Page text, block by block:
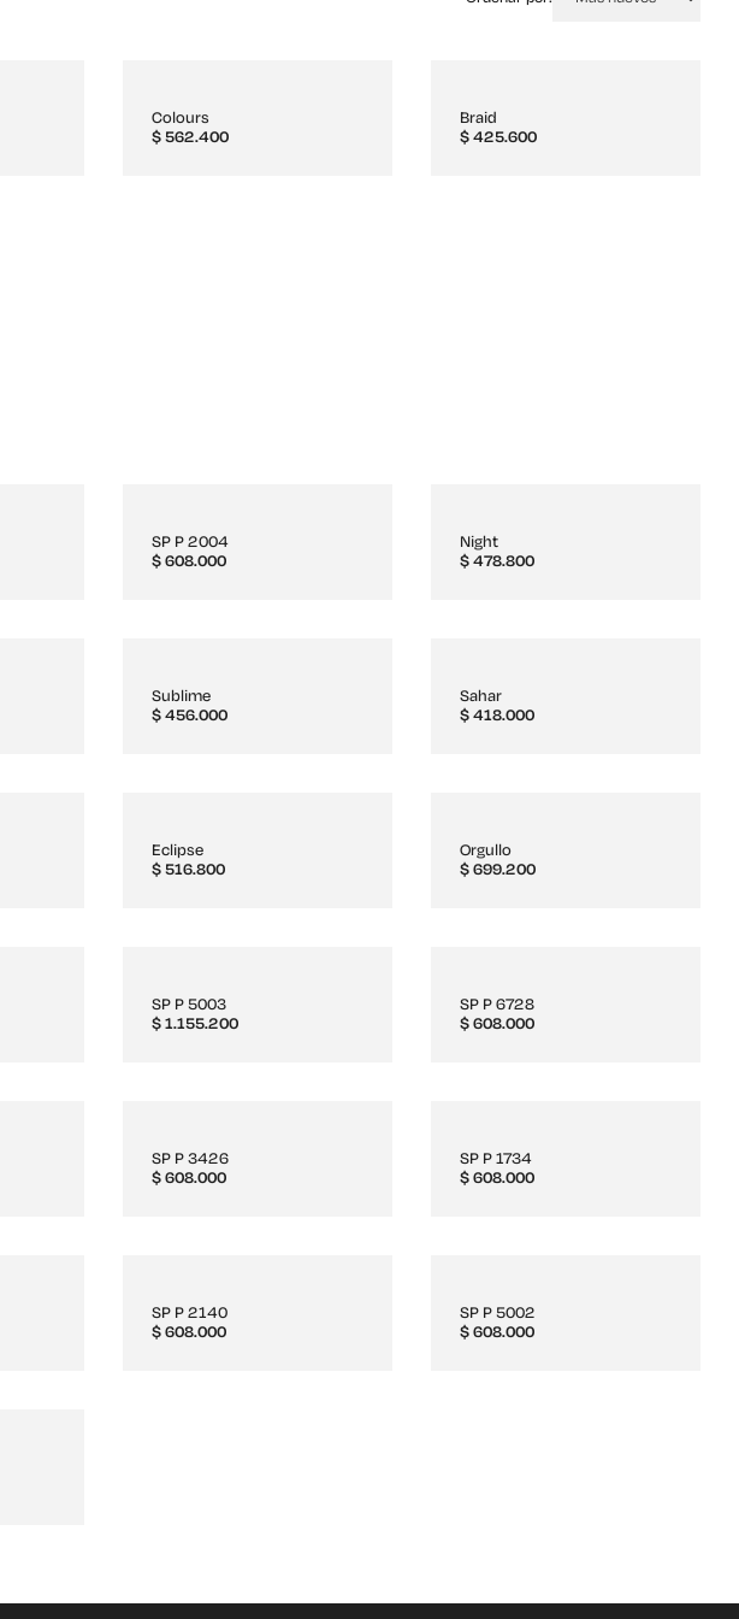
Colours
$562.400
Braid
$425.600
SP P 2004
$608.000
Night
$478.800
Sublime
$456.000
Sahar
$418.000
Eclipse
$516.800
Orgullo
$699.200
SP P 5003
$1.155.200
SP P 6728
$608.000
SP P 3426
$608.000
SP P 1734
$608.000
SP P 2140
$608.000
SP P 5002
$608.000